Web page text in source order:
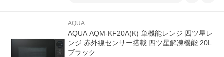
AQUA
AQUA AQM-KF20A(K) 単機能レンジ 四ツ星レ
ンジ 赤外線センサー搭載 四ツ星解凍機能 20L
ブラック